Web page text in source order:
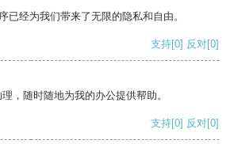
已经为我们带来了无限的隐私和自由。
支持[0] 反对[0]
，随时随地为我的办公提供帮助。
支持[0] 反对[0]